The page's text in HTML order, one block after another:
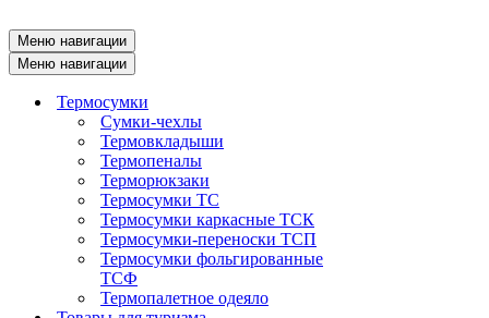
Меню навигации
Меню навигации
Термосумки
Сумки-чехлы
Термовкладыши
Термопеналы
Терморюкзаки
Термосумки ТС
Термосумки каркасные ТСК
Термосумки-переноски ТСП
Термосумки фольгированные
ТСФ
Термопалетное одеяло